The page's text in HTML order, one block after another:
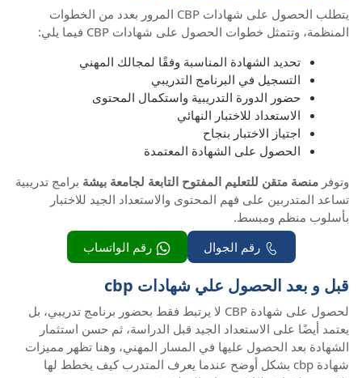
يتطلب الحصول على شهادات CBP المرور بعدد من الخطوات
المنظمة، وتتمثل خطوات الحصول على شهادات CBP فيما يلي:
تحديد الشهادة المناسبة وفقًا لمجالك المهني
التسجيل في البرنامج التدريبي
حضور الدورة التدريبية واستكمال المحتوى
الاستعداد للاختبار النهائي
اجتياز الاختبار بنجاح
الحصول على الشهادة المعتمدة
وتوفر منصة متقن للتعليم المفتوح التابعة لجامعة بيشة برامج تدريبية
تساعد المتدربين على فهم المحتوى والاستعداد الجيد للاختبار
بأسلوب منظم ومبسط.
رقم الجوال
رقم الواتساب
قبل و بعد الحصول علي شهادات cbp
لحصول على شهادة CBP لا يرتبط فقط بحضور برنامج تدريبي، بل
يعتمد أيضًا على الاستعداد الجيد قبل الدراسة، ثم حسن استثمار
الشهادة بعد الحصول عليها في المسار المهني، وهنا تظهر مميزات
شهادة cbp بشكل أوضح عندما يعرف المتدرب كيف يخطط لها